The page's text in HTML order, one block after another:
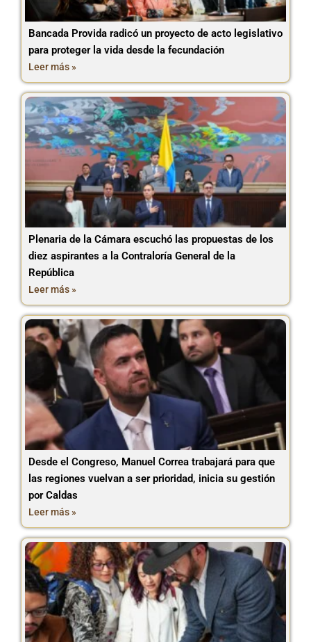
Bancada Provida radicó un proyecto de acto legislativo
para proteger la vida desde la fecundación
Leer más »
Plenaria de la Cámara escuchó las propuestas de los
diez aspirantes a la Contraloría General de la
República
Leer más »
Desde el Congreso, Manuel Correa trabajará para que
las regiones vuelvan a ser prioridad, inicia su gestión
por Caldas
Leer más »